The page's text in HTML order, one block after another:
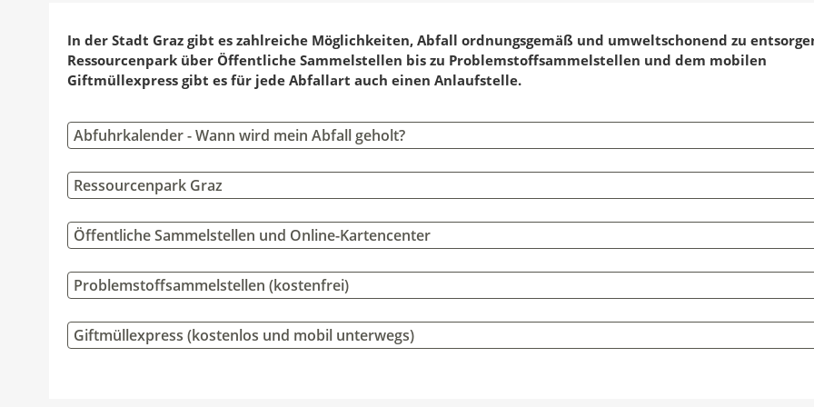
r
: c
k
n
A
u
t
o
r
r
u
k
e
n
k
e
I
n
t
e
i
l
e
n
e
b
o
k
t
e
i
l
e
n
In der Stadt Graz gibt es zahlreiche Möglichkeiten, Abfall ordnungsgemäß und umweltschonend zu
Ressourcenpark über Öffentliche Sammelstellen bis zu Problemstoffsammelstellen und dem mobilen
Giftmüllexpress gibt es für jede Abfallart auch einen Anlaufstelle.
Abfuhrkalender - Wann wird mein Abfall geholt?
Ressourcenpark Graz
Öffentliche Sammelstellen und Online-Kartencenter
Problemstoffsammelstellen (kostenfrei)
Giftmüllexpress (kostenlos und mobil unterwegs)